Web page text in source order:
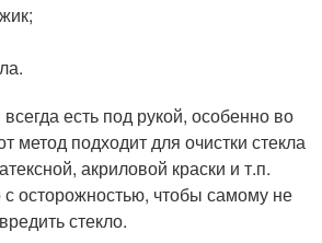
есть под рукой, особенно во
метод подходит для очистки стекла
акриловой краски и т.п.
осторожностью, чтобы самому не
стекло.